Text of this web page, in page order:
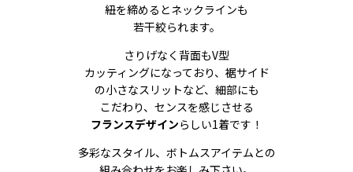
紐を締めるとネックラインも
若干絞られます。
さりげなく背面もV型
カッティングになっており、裾サイド
の小さなスリットなど、細部にも
こだわり、センスを感じさせる
フランスデザインらしい1着です！
多彩なスタイル、ボトムスアイテムとの